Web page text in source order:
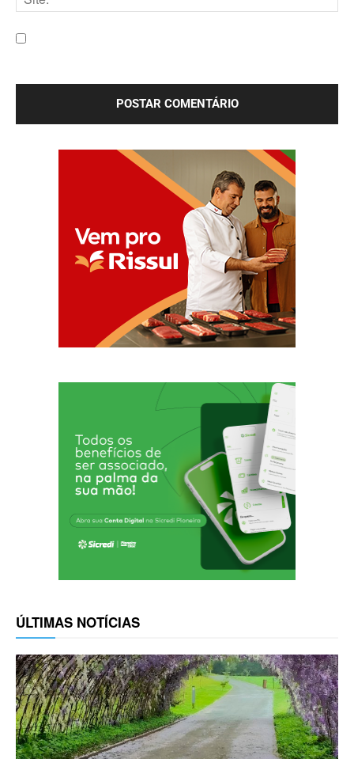
ÚLTIMAS NOTÍCIAS